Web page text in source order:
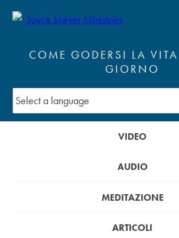
COME GODERSI LA
GIORNO
VIDEO
AUDIO
MEDITAZIONE
ARTICOLI